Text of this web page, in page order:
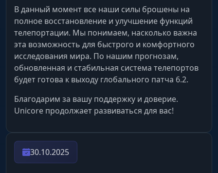
FPS Unlocker & Remove Fog
Чистая картинка. Сними лок в 60 FPS и убери
туман для идеальной видимости. Тейват еще
никогда не был таким четким.
экране для безопасных стримов или
скриншотов.
В данный момент все наши силы брошены на
полное восстановление и улучшение функций
телепортации. Мы понимаем, насколько важна
эта возможность для быстрого и комфортного
исследования мира. По нашим прогнозам,
обновленная и стабильная система телепортов
будет готова к выходу глобального патча 6.2.
Благодарим за вашу поддержку и доверие.
Unicore продолжает развиваться для вас!
30.10.2025